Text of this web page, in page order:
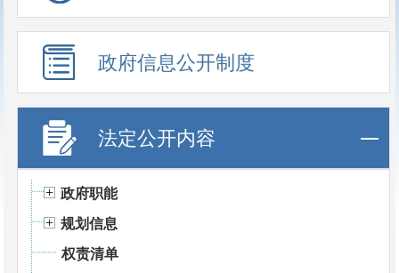
政府信息公开制度
法定公开内容
政府职能
规划信息
权责清单